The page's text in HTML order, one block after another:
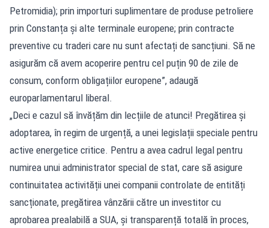
Petromidia); prin importuri suplimentare de produse petroliere
prin Constanța și alte terminale europene; prin contracte
preventive cu traderi care nu sunt afectați de sancțiuni. Să ne
asigurăm că avem acoperire pentru cel puțin 90 de zile de
consum, conform obligațiilor europene”, adaugă
europarlamentarul liberal.
„Deci e cazul să învățăm din lecțiile de atunci! Pregătirea și
adoptarea, în regim de urgență, a unei legislații speciale pentru
active energetice critice. Pentru a avea cadrul legal pentru
numirea unui administrator special de stat, care să asigure
continuitatea activității unei companii controlate de entități
sancționate, pregătirea vânzării către un investitor cu
aprobarea prealabilă a SUA, și transparență totală în proces,